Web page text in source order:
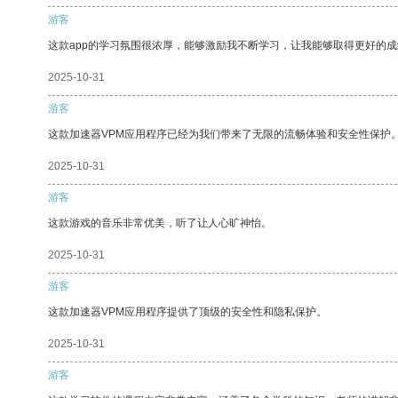
游客
这款app的学习氛围很浓厚，能够激励我不断学习，让我能够取得更好的
2025-10-31
游客
这款加速器VPM应用程序已经为我们带来了无限的流畅体验和安全性保护
2025-10-31
游客
这款游戏的音乐非常优美，听了让人心旷神怡。
2025-10-31
游客
这款加速器VPM应用程序提供了顶级的安全性和隐私保护。
2025-10-31
游客